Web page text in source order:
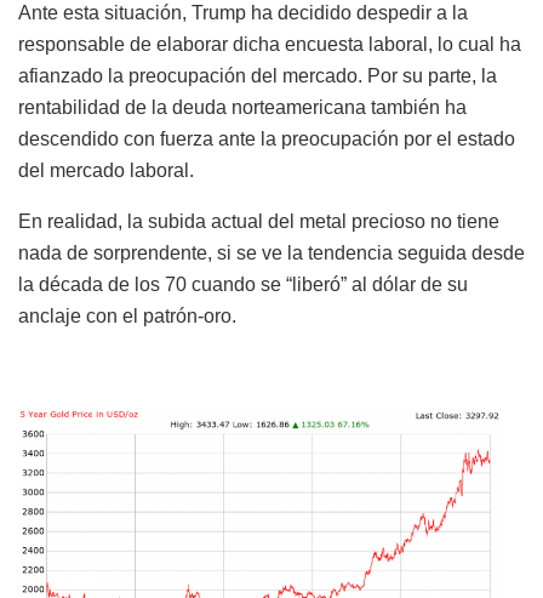
Ante esta situación, Trump ha decidido despedir a la
responsable de elaborar dicha encuesta laboral, lo cual ha
afianzado la preocupación del mercado. Por su parte, la
rentabilidad de la deuda norteamericana también ha
descendido con fuerza ante la preocupación por el estado
del mercado laboral.
En realidad, la subida actual del metal precioso no tiene
nada de sorprendente, si se ve la tendencia seguida desde
la década de los 70 cuando se “liberó” al dólar de su
anclaje con el patrón-oro.